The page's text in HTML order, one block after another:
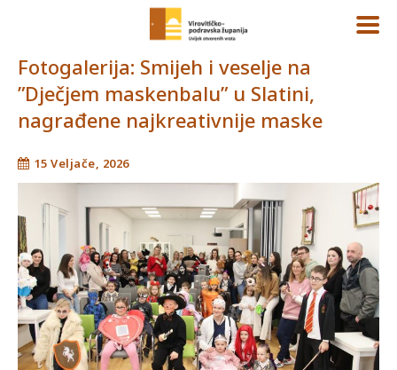
Fotogalerija: Smijeh i veselje na
”Dječjem maskenbalu” u Slatini,
nagrađene najkreativnije maske
15 Veljače, 2026